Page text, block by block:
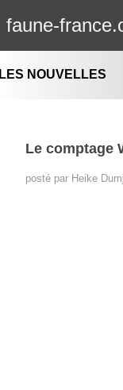
faune-
LES NOUVELLES
Le comptage
posté par Heike